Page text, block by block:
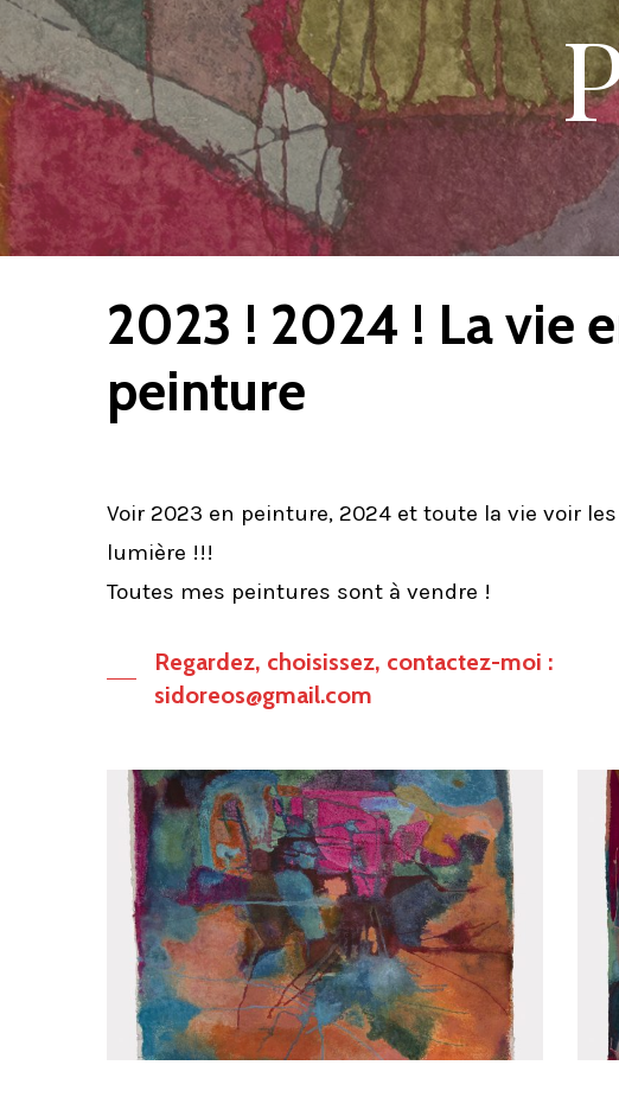
2023 ! 2024 ! La vie
peinture
Voir 2023 en peinture, 2024 et toute la vie voir
lumière !!!
Toutes mes peintures sont à vendre !
Regardez, choisissez, contactez-moi :
sidoreos@gmail.com